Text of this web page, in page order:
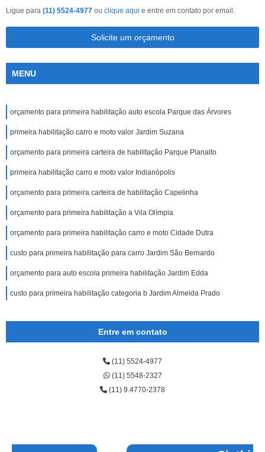
Ligue para (11) 5524-4977 ou clique aqui e entre em contato por email.
Solicite um orçamento
MENU
orçamento para primeira habilitação auto escola Parque das Árvores
primeira habilitação carro e moto valor Jardim Suzana
orçamento para primeira carteira de habilitação Parque Planalto
primeira habilitação carro e moto valor Indianópolis
orçamento para primeira carteira de habilitação Capelinha
orçamento para primeira habilitação a Vila Olímpia
orçamento para primeira habilitação carro e moto Cidade Dutra
custo para primeira habilitação para carro Jardim São Bernardo
orçamento para auto escola primeira habilitação Jardim Edda
custo para primeira habilitação categoria b Jardim Almeida Prado
Entre em contato
(11) 5524-4977
(11) 5548-2327
(11) 9.4770-2378